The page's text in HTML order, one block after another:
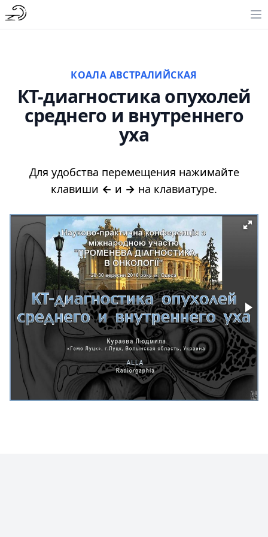
КОАЛА АВСТРАЛИЙСКАЯ
КТ-диагностика опухолей
среднего и внутреннего
уха
Для удобства перемещения нажимайте
клавиши ← и → на клавиатуре.